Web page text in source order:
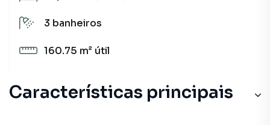
3 banheiros
160.75 m² útil
Características principais